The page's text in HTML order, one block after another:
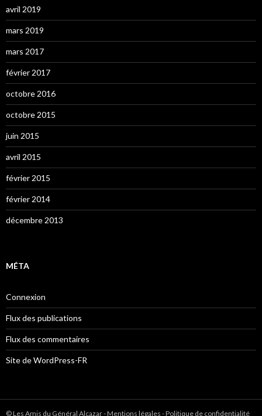
avril 2019
mars 2019
mars 2017
février 2017
octobre 2016
octobre 2015
juin 2015
avril 2015
février 2015
février 2014
décembre 2013
MÉTA
Connexion
Flux des publications
Flux des commentaires
Site de WordPress-FR
© Les Amis du Général Alcazar-Mentions légales -Politique de confidentialité